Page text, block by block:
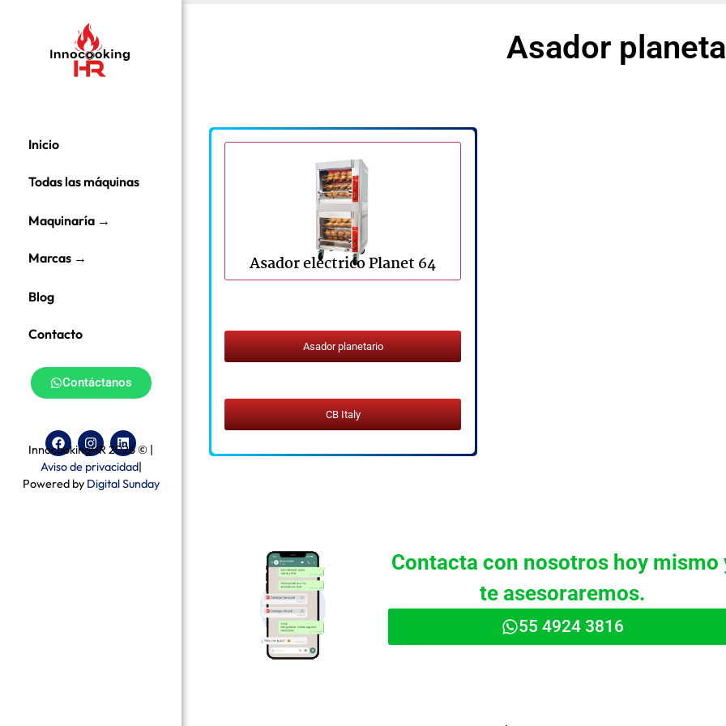
Inicio
Todas las máquinas
Maquinaría →
Marcas →
Blog
Contacto
Contáctanos
InnocookingHR 2026 © |
Aviso de privacidad|
Powered by Digital Sunday
Asador
Asador eléctrico Planet 64
Asador planetario
CB Italy
Contacta con nosotros hoy mismo
te asesoraremos.
55 4924 3816